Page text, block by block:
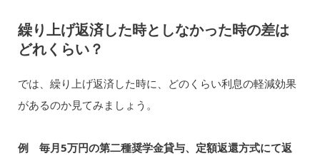
繰り上げ返済した時としなかった時の差は
どれくらい？
では、繰り上げ返済した時に、どのくらい利息の軽減効果
があるのか見てみましょう。
例 毎月5万円の第二種奨学金貸与、定額返還方式にて返